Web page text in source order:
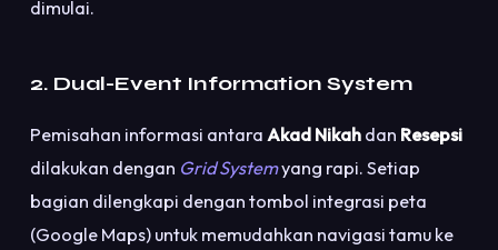
dimulai.
2. Dual-Event Information System
Pemisahan informasi antara Akad Nikahdan Resepsi
dilakukan dengan Grid Systemyang rapi. Setiap
bagian dilengkapi dengan tombol integrasi peta
(Google Maps) untuk memudahkan navigasi tamu ke